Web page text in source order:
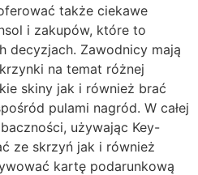
także ciekawe
i zakupów, które to
decyzjach. Zawodnicy mają
na temat różnej
skiny jak i również brać
pulami nagród. W całej
używając Key-
ze skrzyń jak i również
kartę podarunkową